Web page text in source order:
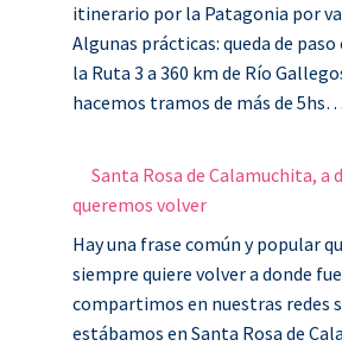
itinerario por la Patagonia por
Algunas prácticas: queda de paso
la Ruta 3 a 360 km de Río
hacemos tramos de más de 5hs…
Santa Rosa de Calamuchita, a
queremos volver
Hay una frase común y popular
siempre quiere volver a donde
compartimos en nuestras redes
estábamos en Santa Rosa de